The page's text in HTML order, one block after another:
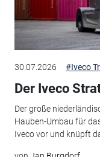
30.07.2026 #Iveco
Der Iveco
Der große
Hauben-Umbau für
Iveco vor und knüpft